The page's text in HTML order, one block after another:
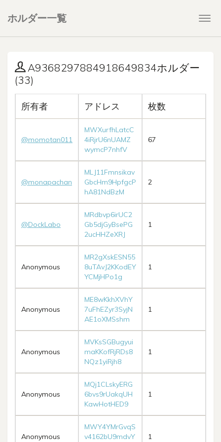
ホルダー一覧
A9368297884918649834ホルダー
(33)
所有者 アドレス 枚数
@momotan011
MWXurfhLatcC
4iRjrU6nUAMZ
wymcP7nhfV
67
@monapachan
MLJ11Fmnsikav
GbcHm9HpfgcP
hA81NdBzM
2
@DockLabo
MRdbvp6irUC2
Gb5djGyBsePG
2ucHHZeXRJ
1
Anonymous
MR2gXskESN55
8uTAvJ2KKodEY
YCMjHPo1g
1
Anonymous
ME8wKkhXVhY
7uFhEZyr3SyjN
AE1oXMSshm
1
Anonymous
MVKsSGBugyui
maKKofRjRDs8
NQz1yiRjh8
1
Anonymous
MQj1CLskyERG
6bvs9rUakqUH
KawHotHED9
1
Anonymous
MWY4YMrGvqS
v4162bU9mdvY
1